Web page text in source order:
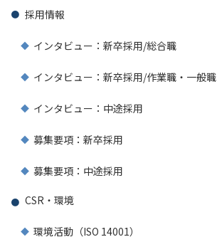
採用情報
インタビュー：新卒採用/総合職
インタビュー：新卒採用/作業職・一般職
インタビュー：中途採用
募集要項：新卒採用
募集要項：中途採用
CSR・環境
環境活動（ISO 14001）